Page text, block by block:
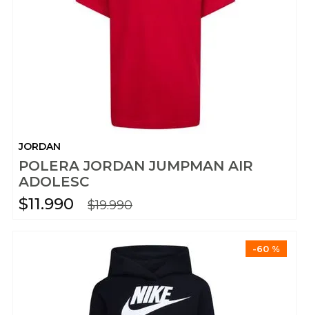
JORDAN
POLERA JORDAN JUMPMAN AIR
ADOLESC
$11.990 $19.990
-60 %